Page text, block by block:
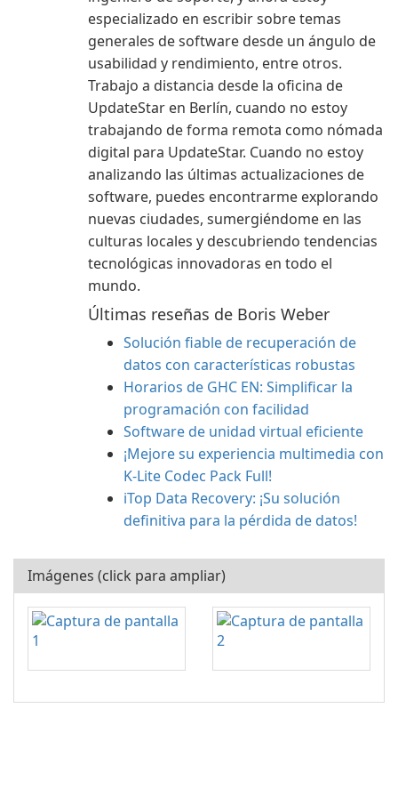
especializado en escribir sobre temas
generales de software desde un ángulo de
usabilidad y rendimiento, entre otros.
Trabajo a distancia desde la oficina de
UpdateStar en Berlín, cuando no estoy
trabajando de forma remota como nómada
digital para UpdateStar. Cuando no estoy
analizando las últimas actualizaciones de
software, puedes encontrarme explorando
nuevas ciudades, sumergiéndome en las
culturas locales y descubriendo tendencias
tecnológicas innovadoras en todo el
mundo.
Últimas reseñas de Boris Weber
Solución fiable de recuperación de
datos con características robustas
Horarios de GHC EN: Simplificar la
programación con facilidad
Software de unidad virtual eficiente
¡Mejore su experiencia multimedia con
K-Lite Codec Pack Full!
iTop Data Recovery: ¡Su solución
definitiva para la pérdida de datos!
Imágenes (click para ampliar)